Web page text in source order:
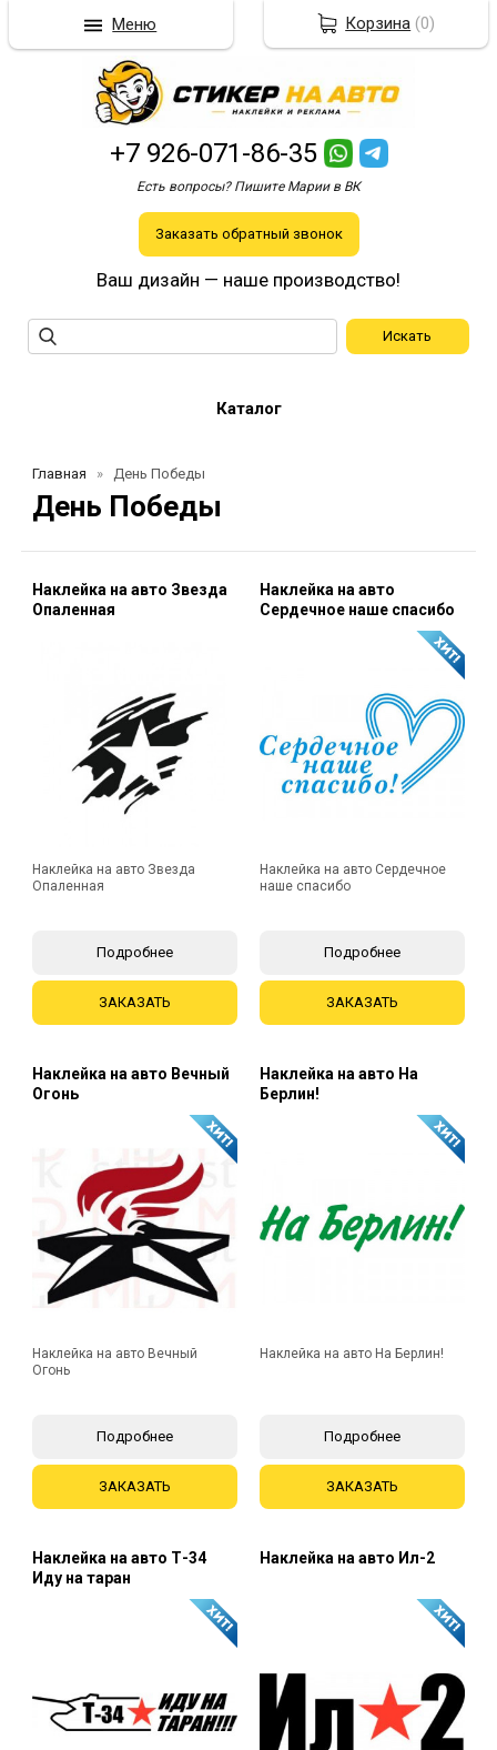
+7 926-071-86-35
Есть вопросы? Пишите Марии в ВК
Заказать обратный звонок
Ваш дизайн — наше производство!
Каталог
Главная День Победы
День Победы
Наклейка на авто Звезда
Опаленная
Наклейка на авто Звезда
Опаленная
Подробнее
ЗАКАЗАТЬ
Наклейка на авто
Сердечное наше спасибо
Наклейка на авто Сердечное
наше спасибо
Подробнее
ЗАКАЗАТЬ
Наклейка на авто Вечный
Огонь
Наклейка на авто Вечный
Огонь
Подробнее
ЗАКАЗАТЬ
Наклейка на авто На
Берлин!
Наклейка на авто На Берлин!
Подробнее
ЗАКАЗАТЬ
Наклейка на авто Т-34
Иду на таран
Наклейка на авто Ил-2
Корзина (0)
Меню